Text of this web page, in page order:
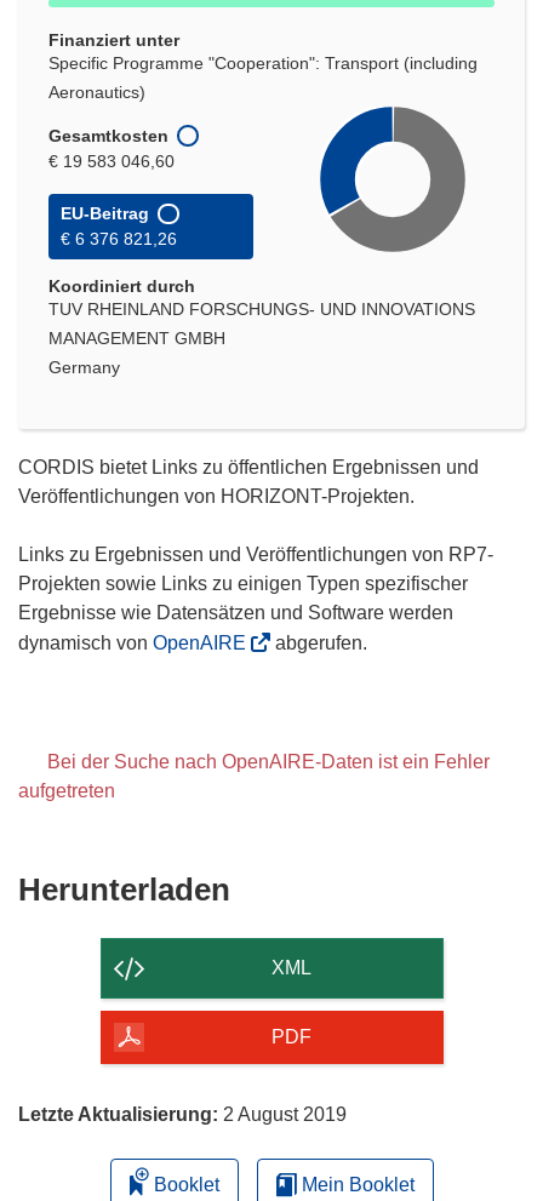
Finanziert unter
Specific Programme "Cooperation": Transport (including
Aeronautics)
Gesamtkosten
€ 19 583 046,60
EU-Beitrag
€ 6 376 821,26
Koordiniert durch
TUV RHEINLAND FORSCHUNGS- UND INNOVATIONS
MANAGEMENT GMBH
Germany
CORDIS bietet Links zu öffentlichen Ergebnissen und
Veröffentlichungen von HORIZONT-Projekten.
Links zu Ergebnissen und Veröffentlichungen von RP7-
Projekten sowie Links zu einigen Typen spezifischer
Ergebnisse wie Datensätzen und Software werden
dynamisch von OpenAIRE abgerufen.
Bei der Suche nach OpenAIRE-Daten ist ein Fehler
aufgetreten
Herunterladen
der
Seite
herunterladen
XML
PDF
Letzte Aktualisierung: 2 August 2019
Booklet Mein Booklet